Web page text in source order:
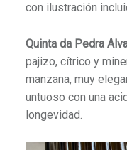
con ilustración
Quinta da Pedra
pajizo, cítrico y
manzana, muy
untuoso con una
longevidad.